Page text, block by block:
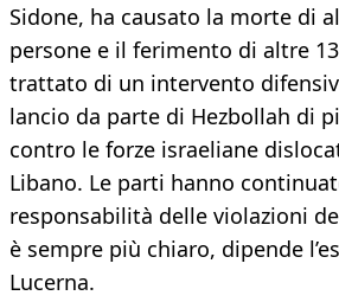
Sidone, ha causato la morte di
persone e il ferimento di altre
trattato di un intervento
lancio da parte di Hezbollah di
contro le forze israeliane
Libano. Le parti hanno
responsabilità delle violazioni
è sempre più chiaro, dipende
Lucerna.